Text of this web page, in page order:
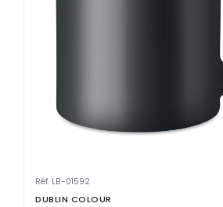
Réf. LB-01592
DUBLIN COLOUR